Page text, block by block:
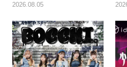
2026.08.05